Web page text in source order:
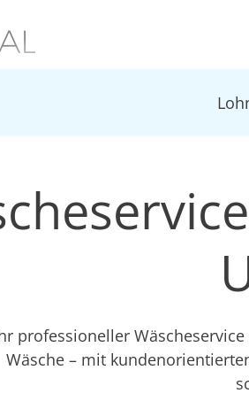
professioneller
Wäsche – mit